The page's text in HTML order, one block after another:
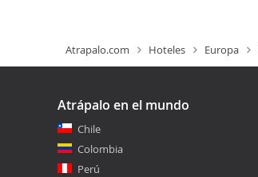
Atrapalo.com Hoteles Europa
Atrápalo en el mundo
Chile
Colombia
Perú